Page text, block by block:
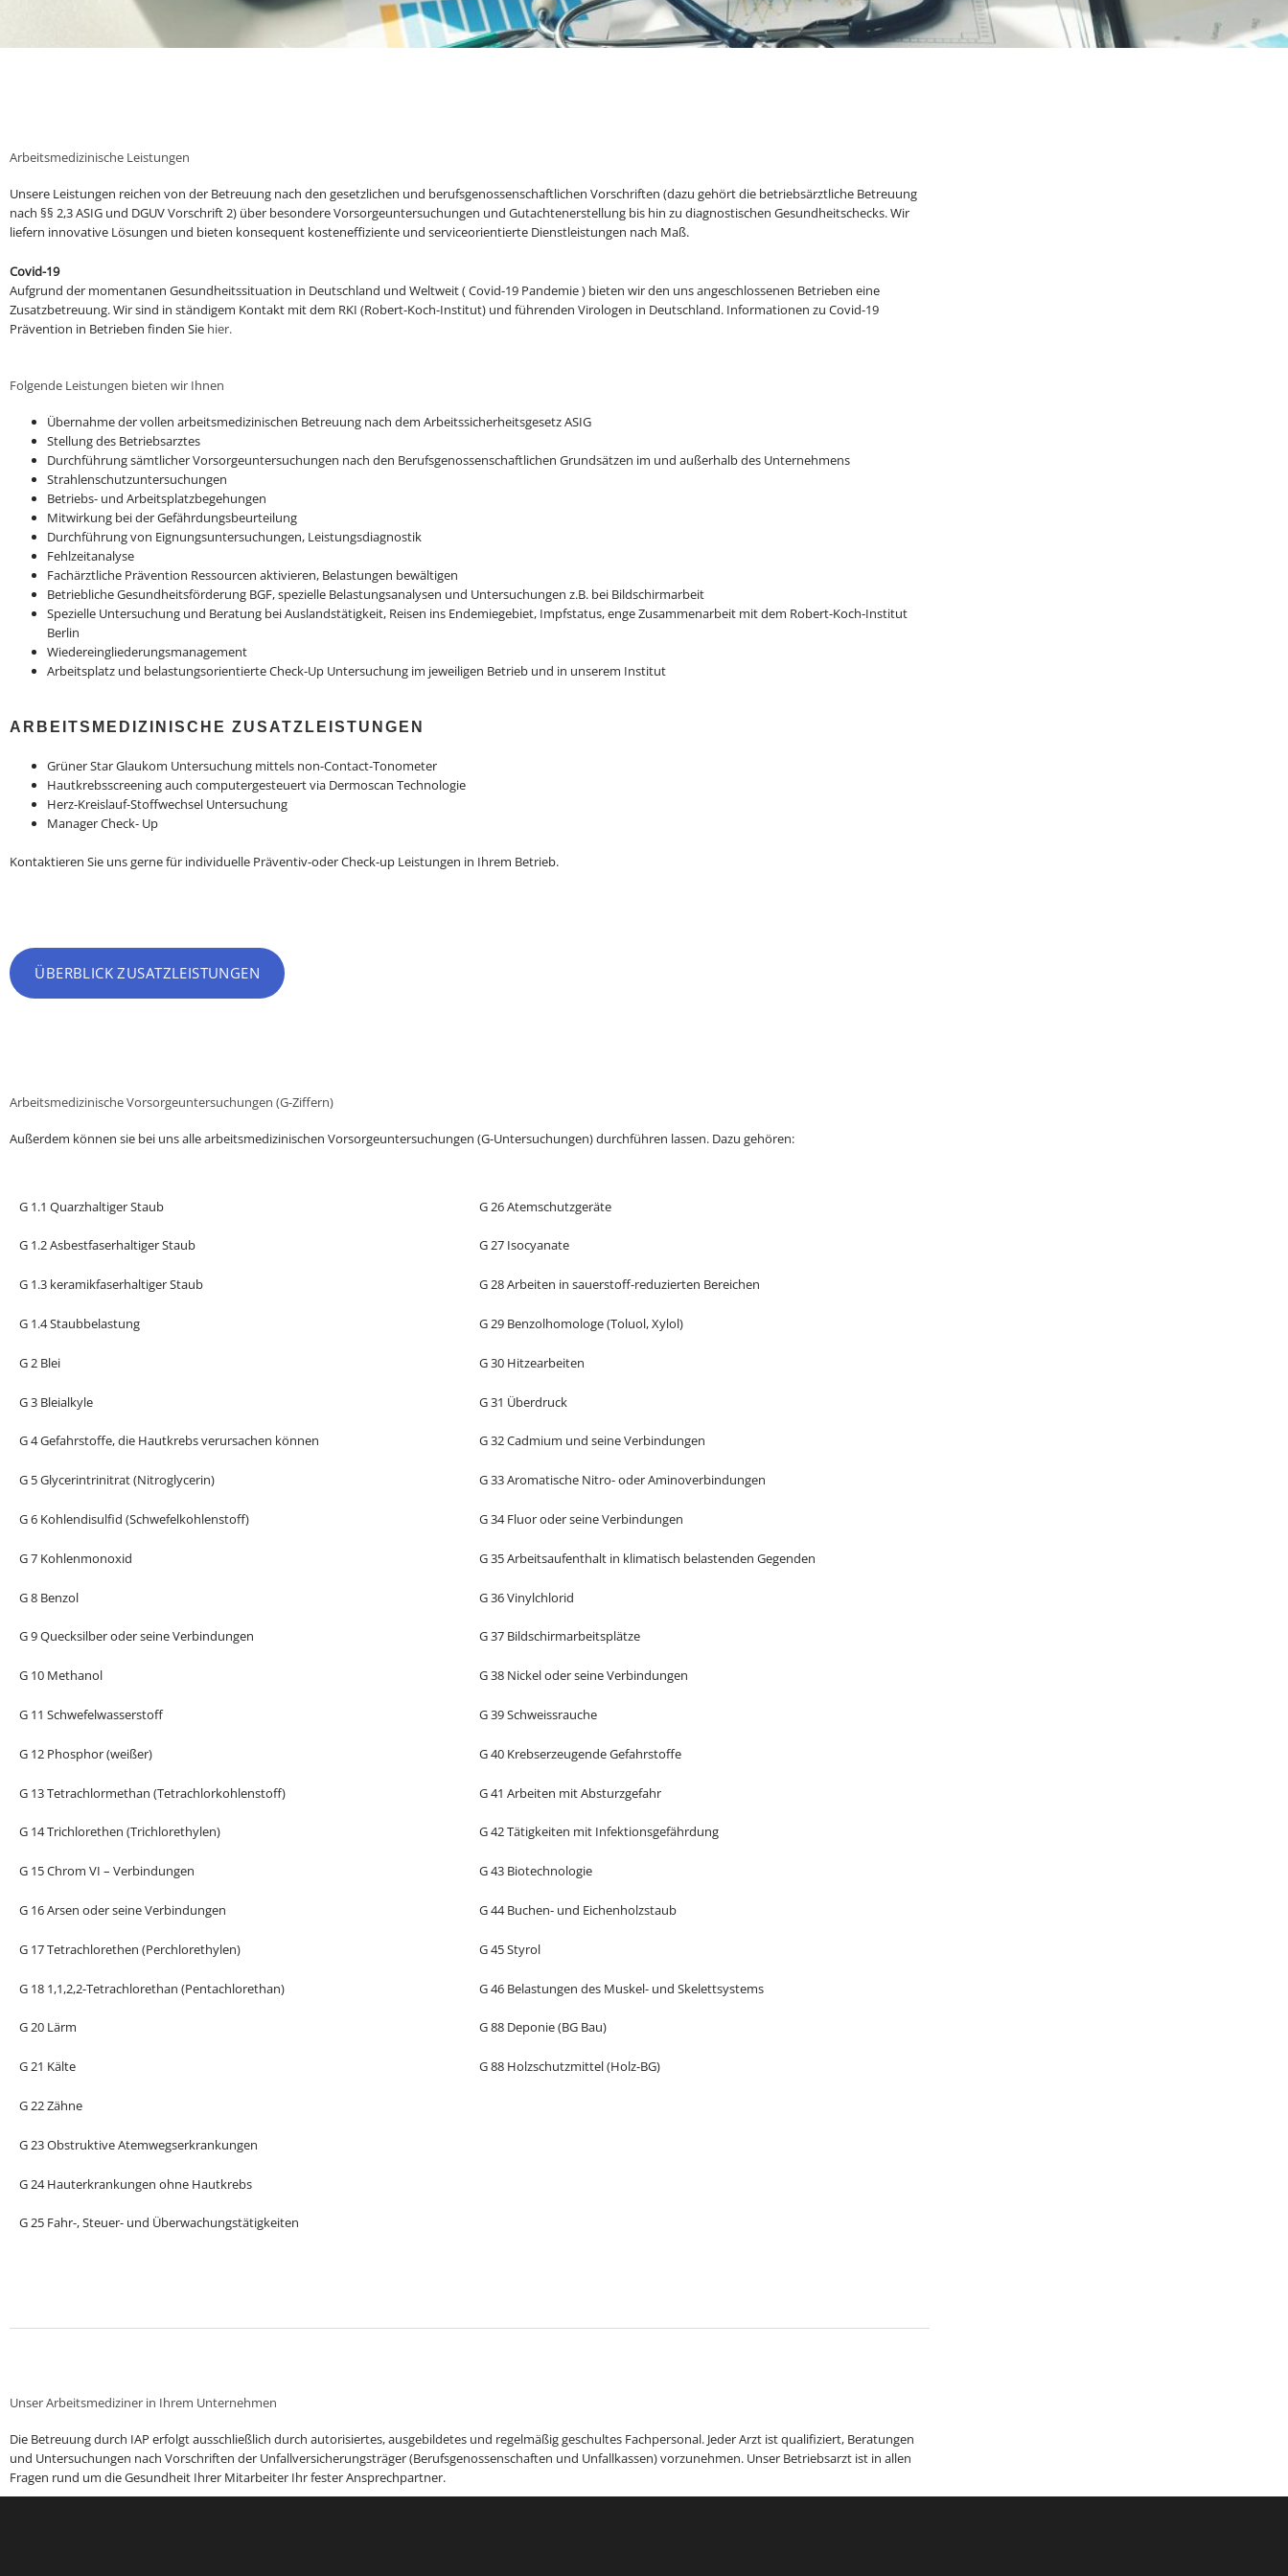
Arbeitsmedizinische Leistungen
Unsere Leistungen reichen von der Betreuung nach den gesetzlichen und berufsgenossenschaftlichen Vorschriften (dazu gehört die betriebsärztliche Betreuung
nach §§ 2,3 ASIG und DGUV Vorschrift 2) über besondere Vorsorgeuntersuchungen und Gutachtenerstellung bis hin zu diagnostischen Gesundheitschecks. Wir
liefern innovative Lösungen und bieten konsequent kosteneffiziente und serviceorientierte Dienstleistungen nach Maß.
Covid-19
Aufgrund der momentanen Gesundheitssituation in Deutschland und Weltweit ( Covid-19 Pandemie ) bieten wir den uns angeschlossenen Betrieben eine
Zusatzbetreuung. Wir sind in ständigem Kontakt mit dem RKI (Robert-Koch-Institut) und führenden Virologen in Deutschland. Informationen zu Covid-19
Prävention in Betrieben finden Sie hier.
Folgende Leistungen bieten wir Ihnen
Übernahme der vollen arbeitsmedizinischen Betreuung nach dem Arbeitssicherheitsgesetz ASIG
Stellung des Betriebsarztes
Durchführung sämtlicher Vorsorgeuntersuchungen nach den Berufsgenossenschaftlichen Grundsätzen im und außerhalb des Unternehmens
Strahlenschutzuntersuchungen
Betriebs- und Arbeitsplatzbegehungen
Mitwirkung bei der Gefährdungsbeurteilung
Durchführung von Eignungsuntersuchungen, Leistungsdiagnostik
Fehlzeitanalyse
Fachärztliche Prävention Ressourcen aktivieren, Belastungen bewältigen
Betriebliche Gesundheitsförderung BGF, spezielle Belastungsanalysen und Untersuchungen z.B. bei Bildschirmarbeit
Spezielle Untersuchung und Beratung bei Auslandstätigkeit, Reisen ins Endemiegebiet, Impfstatus, enge Zusammenarbeit mit dem Robert-Koch-Institut
Berlin
Wiedereingliederungsmanagement
Arbeitsplatz und belastungsorientierte Check-Up Untersuchung im jeweiligen Betrieb und in unserem Institut
ARBEITSMEDIZINISCHE ZUSATZLEISTUNGEN
Grüner Star Glaukom Untersuchung mittels non-Contact-Tonometer
Hautkrebsscreening auch computergesteuert via Dermoscan Technologie
Herz-Kreislauf-Stoffwechsel Untersuchung
Manager Check- Up
Kontaktieren Sie uns gerne für individuelle Präventiv-oder Check-up Leistungen in Ihrem Betrieb.
ÜBERBLICK ZUSATZLEISTUNGEN
Arbeitsmedizinische Vorsorgeuntersuchungen (G-Ziffern)
Außerdem können sie bei uns alle arbeitsmedizinischen Vorsorgeuntersuchungen (G-Untersuchungen) durchführen lassen. Dazu gehören:
G 1.1 Quarzhaltiger Staub
G 1.2 Asbestfaserhaltiger Staub
G 1.3 keramikfaserhaltiger Staub
G 1.4 Staubbelastung
G 2 Blei
G 3 Bleialkyle
G 4 Gefahrstoffe, die Hautkrebs verursachen können
G 5 Glycerintrinitrat (Nitroglycerin)
G 6 Kohlendisulfid (Schwefelkohlenstoff)
G 7 Kohlenmonoxid
G 8 Benzol
G 9 Quecksilber oder seine Verbindungen
G 10 Methanol
G 11 Schwefelwasserstoff
G 12 Phosphor (weißer)
G 13 Tetrachlormethan (Tetrachlorkohlenstoff)
G 14 Trichlorethen (Trichlorethylen)
G 15 Chrom VI – Verbindungen
G 16 Arsen oder seine Verbindungen
G 17 Tetrachlorethen (Perchlorethylen)
G 18 1,1,2,2-Tetrachlorethan (Pentachlorethan)
G 20 Lärm
G 21 Kälte
G 22 Zähne
G 23 Obstruktive Atemwegserkrankungen
G 24 Hauterkrankungen ohne Hautkrebs
G 25 Fahr-, Steuer- und Überwachungstätigkeiten
G 26 Atemschutzgeräte
G 27 Isocyanate
G 28 Arbeiten in sauerstoff-reduzierten Bereichen
G 29 Benzolhomologe (Toluol, Xylol)
G 30 Hitzearbeiten
G 31 Überdruck
G 32 Cadmium und seine Verbindungen
G 33 Aromatische Nitro- oder Aminoverbindungen
G 34 Fluor oder seine Verbindungen
G 35 Arbeitsaufenthalt in klimatisch belastenden Gegenden
G 36 Vinylchlorid
G 37 Bildschirmarbeitsplätze
G 38 Nickel oder seine Verbindungen
G 39 Schweissrauche
G 40 Krebserzeugende Gefahrstoffe
G 41 Arbeiten mit Absturzgefahr
G 42 Tätigkeiten mit Infektionsgefährdung
G 43 Biotechnologie
G 44 Buchen- und Eichenholzstaub
G 45 Styrol
G 46 Belastungen des Muskel- und Skelettsystems
G 88 Deponie (BG Bau)
G 88 Holzschutzmittel (Holz-BG)
Unser Arbeitsmediziner in Ihrem Unternehmen
Die Betreuung durch IAP erfolgt ausschließlich durch autorisiertes, ausgebildetes und regelmäßig geschultes Fachpersonal. Jeder Arzt ist qualifiziert, Beratungen
und Untersuchungen nach Vorschriften der Unfallversicherungsträger (Berufsgenossenschaften und Unfallkassen) vorzunehmen. Unser Betriebsarzt ist in allen
Fragen rund um die Gesundheit Ihrer Mitarbeiter Ihr fester Ansprechpartner.